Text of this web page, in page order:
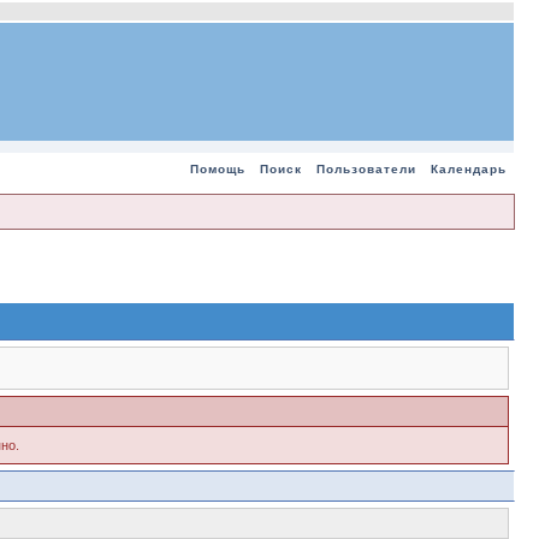
Помощь Поиск Пользователи Календарь